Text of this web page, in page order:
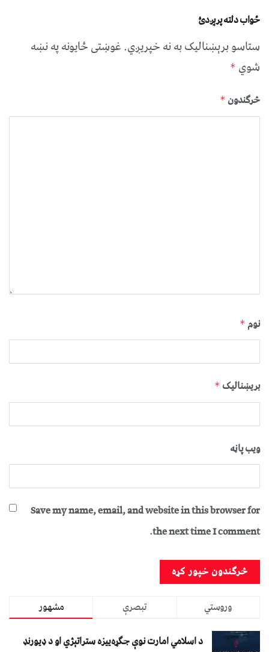
ځواب دلته پرېږدئ
ستاسو برېښناليک به نه خپريږي.غوښتى ځایونه په نښه
شوي *
څرگندون *
نوم *
بریښنالیک *
ویب پاڼه
Save my name, email, and website in this browser for
the next time I comment.
مشهور تبصرې
وروستي
د اسلامي امارت نوې جګړه‌ییزه ستراتېژي او د ډیورنډ